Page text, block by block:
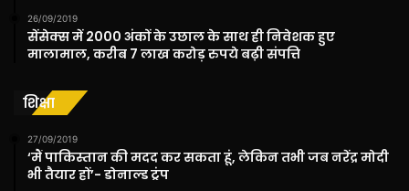
26/09/2019
सेंसेक्‍स में 2000 अंकों के उछाल के साथ ही निवेशक हुए
मालामाल, करीब 7 लाख करोड़ रुपये बढ़ी संपत्ति
शिक्षा
27/09/2019
‘मैं पाकिस्तान की मदद कर सकता हूं, लेकिन तभी जब नरेंद्र मोदी
भी तैयार हों’- डोनाल्ड ट्रंप